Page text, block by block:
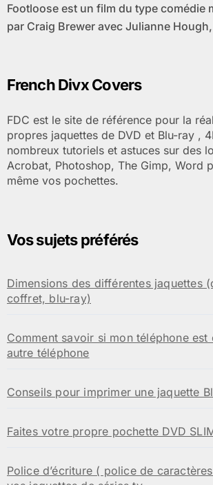
Footloose est un film du type comédie musicale réalisé
par Craig Brewer avec Julianne
French Divx Covers
FDC est le site de référence pour la
propres jaquettes de DVD et Blu-ray ,
nombreux tutoriels et astuces sur des
Acrobat, Photoshop, The Gimp, Word
même vos pochettes.
Vos sujets préférés
Dimensions des différentes jaquettes
coffret, blu-ray)
Comment savoir si mon téléphone est
autre téléphone
Conseils pour imprimer une jaquette
Faites votre propre pochette DVD
Police d’écriture ( police de